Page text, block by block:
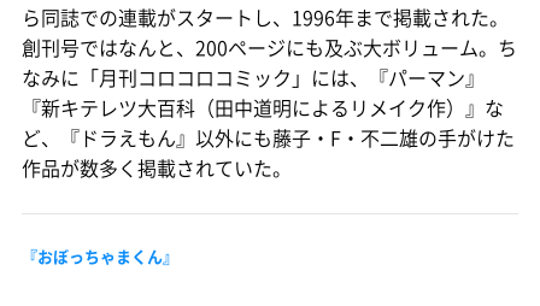
ら同誌での連載がスタートし、1996年まで掲載された。
創刊号ではなんと、200ページにも及ぶ大ボリューム。ち
なみに「月刊コロコロコミック」には、『パーマン』
『新キテレツ大百科（田中道明によるリメイク作）』な
ど、『ドラえもん』以外にも藤子・F・不二雄の手がけた
作品が数多く掲載されていた。
『おぼっちゃまくん』